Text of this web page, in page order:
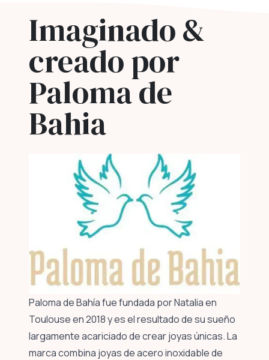
Imaginado &
creado por
Paloma de
Bahia
Paloma de Bahía fue fundada por Natalia en
Toulouse en 2018 y es el resultado de su sueño
largamente acariciado de crear joyas únicas. La
marca combina joyas de acero inoxidable de